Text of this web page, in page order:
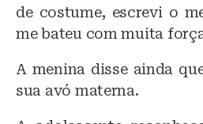
de costume, escrevi o
me bateu com muita
A menina disse ainda
sua avó materna.